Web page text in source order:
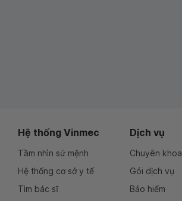
Hệ thống Vinmec
Tầm nhìn sứ mệnh
Hệ thống cơ sở y tế
Tìm bác sĩ
Dịch vụ
Chuyên khoa
Gói dịch vụ
Bảo hiểm